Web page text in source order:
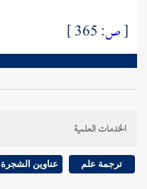
[ص:
الخدمات العلمية
ترجمة علم عناوين الشجرة